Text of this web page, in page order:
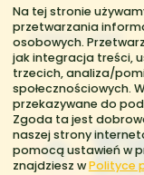
Galerie zdjęć
Na tej stronie
przetwarzania
osobowych.
jak integracja treści,
trzecich, analiza/
społecznościowych.
przekazywane do
Zgoda ta jest
naszej strony
pomocą ustawień w
znajdziesz wPolityce